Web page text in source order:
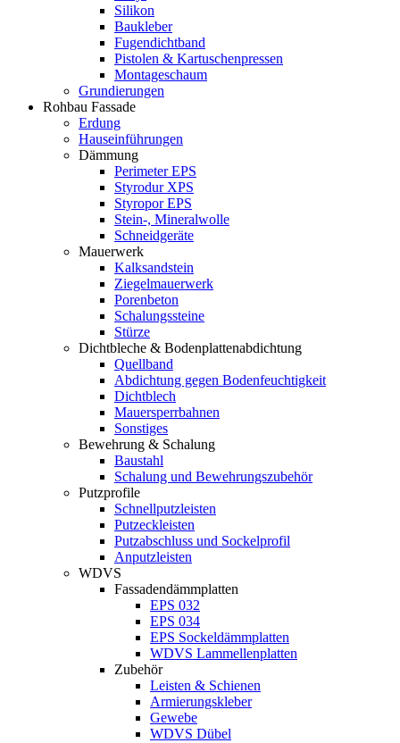
Silikon
Baukleber
Fugendichtband
Pistolen & Kartuschenpressen
Montageschaum
Grundierungen
Rohbau Fassade
Erdung
Hauseinführungen
Dämmung
Perimeter EPS
Styrodur XPS
Styropor EPS
Stein-, Mineralwolle
Schneidgeräte
Mauerwerk
Kalksandstein
Ziegelmauerwerk
Porenbeton
Schalungssteine
Stürze
Dichtbleche & Bodenplattenabdichtung
Quellband
Abdichtung gegen Bodenfeuchtigkeit
Dichtblech
Mauersperrbahnen
Sonstiges
Bewehrung & Schalung
Baustahl
Schalung und Bewehrungszubehör
Putzprofile
Schnellputzleisten
Putzeckleisten
Putzabschluss und Sockelprofil
Anputzleisten
WDVS
Fassadendämmplatten
EPS 032
EPS 034
EPS Sockeldämmplatten
WDVS Lammellenplatten
Zubehör
Leisten & Schienen
Armierungskleber
Gewebe
WDVS Dübel